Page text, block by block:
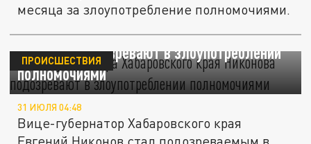
месяца за злоупотребление полномочиями.
Вице-губернатора Хабаровского края
Никонова подозревают в злоупотреблении
полномочиями
ПРОИСШЕСТВИЯ
31 ИЮЛЯ 04:48
Вице-губернатор Хабаровского края
Евгений Никонов стал подозреваемым в